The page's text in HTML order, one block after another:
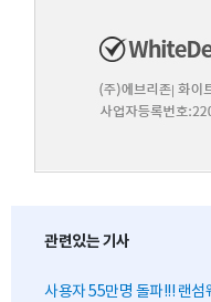
관련있는 기사
사용자 55만명 돌파!!! 랜섬